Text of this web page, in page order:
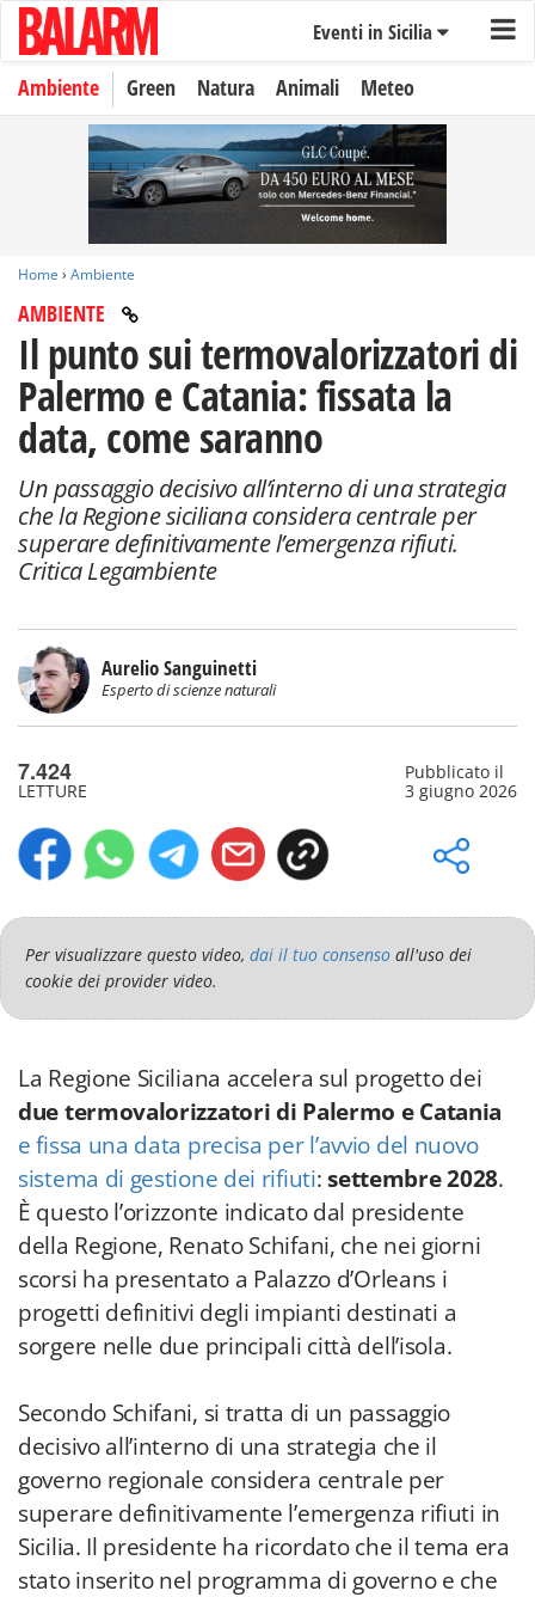
Eventi in Sicilia
Ambiente Green Natura Animali Meteo
Home › Ambiente
AMBIENTE
Il punto sui termovalorizzatori di
Palermo e Catania: fissata la
data, come saranno
Un passaggio decisivo all’interno di una strategia
che la Regione siciliana considera centrale per
superare definitivamente l’emergenza rifiuti.
Critica Legambiente
Aurelio Sanguinetti
Esperto di scienze naturali
7.424
LETTURE
Pubblicato il
3 giugno 2026
Per visualizzare questo video, dai il tuo consenso all'uso dei
cookie dei provider video.
La Regione Siciliana accelera sul progetto dei
due termovalorizzatori di Palermo e Catania
e fissa una data precisa per l’avvio del nuovo
sistema di gestione dei rifiuti:settembre 2028.
È questo l’orizzonte indicato dal presidente
della Regione, Renato Schifani, che nei giorni
scorsi ha presentato a Palazzo d’Orleans i
progetti definitivi degli impianti destinati a
sorgere nelle due principali città dell’isola.
Secondo Schifani, si tratta di un passaggio
decisivo all’interno di una strategia che il
governo regionale considera centrale per
superare definitivamente l’emergenza rifiuti in
Sicilia. Il presidente ha ricordato che il tema era
stato inserito nel programma di governo e che